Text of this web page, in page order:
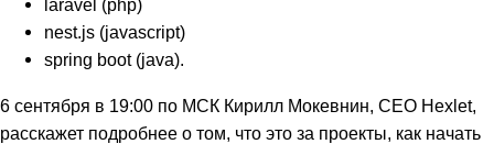
laravel (php)
nest.js (javascript)
spring boot (java).
6 сентября в 19:00 по МСК Кирилл Мокевнин, CEO Hexlet,
расскажет подробнее о том, что это за проекты, как начать